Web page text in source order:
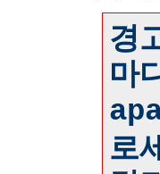
경
마
로